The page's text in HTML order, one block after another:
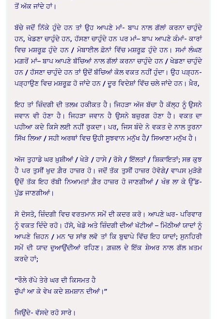
ਤੋਂ ਅੱਕ ਜਾਂਦੇ ਹਾਂ।
ਬੱਚੇ ਜਦੋਂ ਨਿੱਕੇ ਹੁੰਦੇ ਹਨ ਤਾਂ ਉਹ ਆਪਣੇ ਮਾਂ- ਬਾਪ ਨਾਲ ਗੱਲਾਂ ਕਰਨਾ ਚਾਹੁੰਦੇ
ਹਨ, ਖੇਡਣਾ ਚਾਹੁੰਦੇ ਹਨ, ਹੱਸਣਾ ਚਾਹੁੰਦੇ ਹਨ ਪਰ ਮਾਂ– ਬਾਪ ਆਪਣੇ ਕੰਮਾਂ- ਕਾਰਾਂ
ਵਿਚ ਮਸ਼ਰੂਫ਼ ਹੁੰਦੇ ਹਨ / ਮੋਬਾਈਲ ਫ਼ੋਨਾਂ ਵਿੱਚ ਮਸ਼ਰੂਫ਼ ਹੁੰਦੇ ਹਨ। ਸਮਾਂ ਲੰਘਣ
ਮਗ਼ਰੋਂ ਮਾਂ– ਬਾਪ ਆਪਣੇ ਬੱਚਿਆਂ ਨਾਲ ਗੱਲਾਂ ਕਰਨਾ ਚਾਹੁੰਦੇ ਹਨ / ਖੇਡਣਾ ਚਾਹੁੰਦੇ
ਹਨ / ਹੱਸਣਾ ਚਾਹੁੰਦੇ ਹਨ ਤਾਂ ਉਦੋਂ ਬੱਚਿਆਂ ਕੋਲ ਵਕਤ ਨਹੀਂ ਹੁੰਦਾ। ਉਹ ਪੜ੍ਹਨ-
ਪੜ੍ਹਾਉਣ ਵਿਚ ਮਸ਼ਰੂਫ਼ ਹੋ ਜਾਂਦੇ ਹਨ / ਦੂਰ ਵਿਦੇਸ਼ਾਂ ਵਿੱਚ ਚਲੇ ਜਾਂਦੇ ਹਨ। ਖ਼ੈਰ,
ਇਹ ਤਾਂ ਜ਼ਿੰਦਗੀ ਦੀ ਤਲਖ਼ ਹਕੀਕਤ ਹੈ। ਜਿਹੜਾ ਅੱਜ ਬੱਚਾ ਹੈ ਕੱਲ੍ਹ ਨੂੰ ਉਸਨੇ
ਜਵਾਨ ਵੀ ਹੋਣਾ ਹੈ। ਜਿਹੜਾ ਜਵਾਨ ਹੈ ਉਸਨੇ ਬਜ਼ੁਰਗ ਹੋਣਾ ਹੈ। ਵਕਤ ਦਾ
ਪਹੀਆ ਕਦੇ ਕਿਸੇ ਲਈ ਨਹੀਂ ਰੁਕਦਾ। ਪਰ, ਜਿਸ ਬੰਦੇ ਨੇ ਵਕਤ ਦੇ ਨਾਲ ਤੁਰਨਾ
ਸਿੱਖ ਲਿਆ / ਸਹੀ ਅਰਥਾਂ ਵਿਚ ਉਹੀ ਸੂਝਵਾਨ ਮਨੁੱਖ ਹੈ/ ਸਿਆਣਾ ਮਨੁੱਖ ਹੈ।
ਅੱਜ ਤੁਹਾਡੇ ਘਰ ਖ਼ੁਸ਼ੀਆਂ / ਖੇੜੇ / ਹਾਸੇ / ਰੋਸੇ / ਇੱਲਤਾਂ / ਸ਼ਿਕਾਇਤਾਂ; ਸਭ ਕੁਝ
ਹੈ ਪਰ ਤੁਸੀਂ ਖੁਦ ਗ਼ੈਰ ਹਾਜ਼ਰ ਹੋ। ਜਦੋਂ ਤੱਕ ਤੁਸੀਂ ਹਾਜ਼ਰ ਹੋਵੋਗੇ/ ਵਾਪਸ ਮੁੜੋਗੇ
ਉਦੋਂ ਤੱਕ ਇਹ ਰੱਬੀ ਨਿਆਮਤਾਂ ਗ਼ੈਰ ਹਾਜ਼ਰ ਹੋ ਜਾਣਗੀਆਂ / ਖੰਭ ਲਾ ਕੇ ਉੱਡ-
ਪੁੱਡ ਜਾਣਗੀਆਂ।
ਸੋ ਦੋਸਤੋ, ਜ਼ਿੰਦਗੀ ਵਿਚ ਵਰਤਮਾਨ ਸਮੇਂ ਦੀ ਕਦਰ ਕਰੋ। ਆਪਣੇ ਘਰ- ਪਰਿਵਾਰ
ਨੂੰ ਵਕਤ ਦਿੰਦੇ ਰਹੋ। ਹੱਸੋ, ਖੇਡੋ ਅਤੇ ਜ਼ਿੰਦਗੀ ਦੀਆਂ ਖੱਟੀਆਂ – ਮਿੱਠੀਆਂ ਯਾਦਾਂ ਨੂੰ
ਆਪਣੇ ਜ਼ਿਹਨ / ਮਨ ’ਚ ਸਾਂਭ ਲਵੋ ਤਾਂ ਕਿ ਬੁਢਾਪੇ ਵਿੱਚ ਇਹ ਯਾਦਾਂ; ਸੁਨਹਿਰੀ
ਸਮੇਂ ਦੀ ਯਾਦ ਦੁਆਉਂਦੀਆਂ ਰਹਿਣ। ਗ਼ਜ਼ਲ ਦੇ ਇੱਕ ਸ਼ੇਅਰ ਨਾਲ ਗੱਲ ਖ਼ਤਮ
ਕਰਦੇ ਹਾਂ;
“ਰੌਲੇ ਰੱਪੇ ਤੇਰੇ ਘਰ ਦੀ ਕਿਸਮਤ ਹੈ
ਚੁੱਪਾਂ ਆ ਕੇ ਵੇਖ ਕਦੇ ਸ਼ਮਸ਼ਾਨ ਦੀਆਂ।”
ਜਿਉਂਦੇ- ਵੱਸਦੇ ਰਹੋ ਸਾਰੇ।